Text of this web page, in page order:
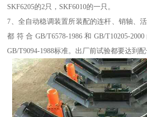
SKF6205的2只，SKF6010的一只。
7、全自动稳调装置所装配的连杆、销轴、
都符合GB/T6578-1986和GB/T10205-
GB/T9094-1988标准。出厂前试验都要达到